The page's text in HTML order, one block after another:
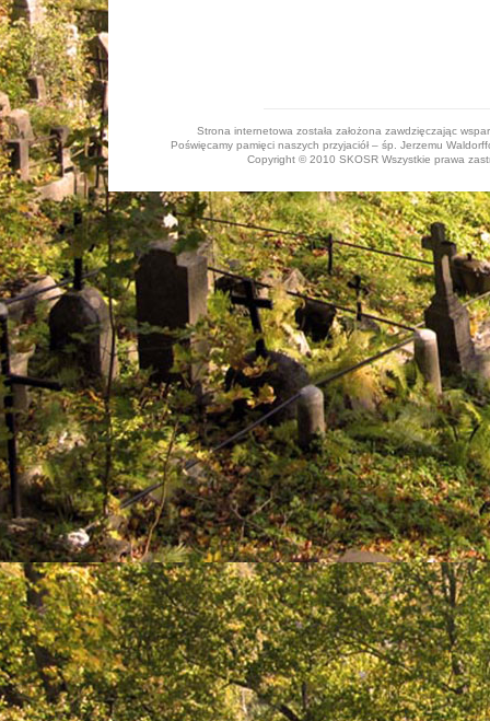
Strona internetowa została założona zawdzięczając
Poświęcamy pamięci naszych przyjaciół – śp. Jerzemu
Copyright © 2010 SKOSR Wszystkie prawa